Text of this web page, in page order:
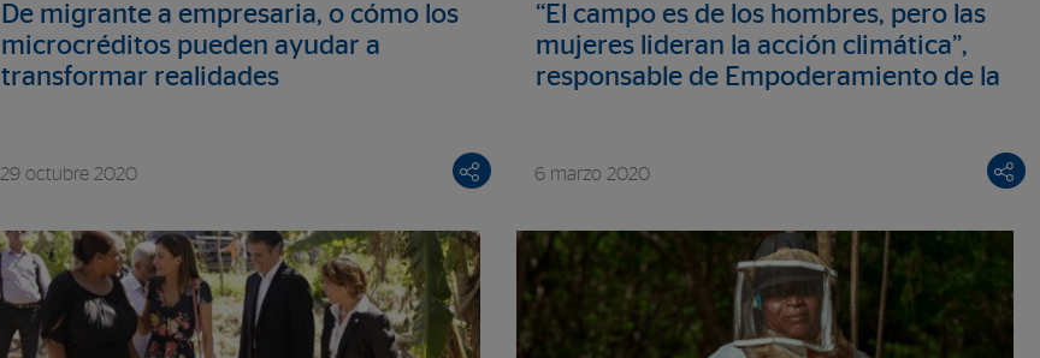
De migrante a empresaria, o cómo los
microcréditos pueden ayudar a
transformar realidades
29 octubre 2020
“El campo es de los hombres, pero las
mujeres lideran la acción climática”,
responsable de Empoderamiento de la
6 marzo 2020